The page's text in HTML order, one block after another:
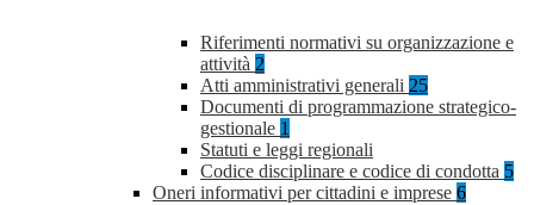
Riferimenti normativi su organizzazione e
attività 2
Atti amministrativi generali 25
Documenti di programmazione strategico-
gestionale 1
Statuti e leggi regionali
Codice disciplinare e codice di condotta 5
Oneri informativi per cittadini e imprese 6